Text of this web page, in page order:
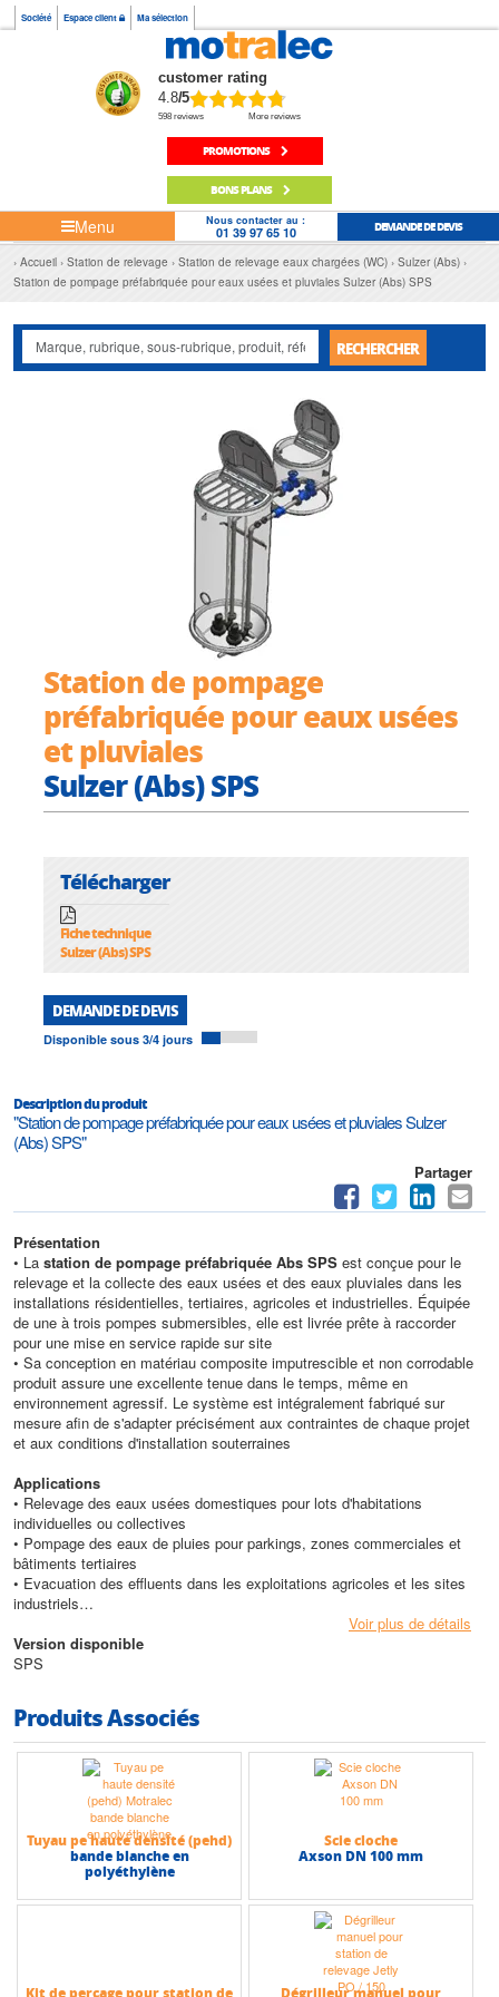
Société Espace client Ma sélection
customer rating
4.8/5
598 reviews More reviews
PROMOTIONS
BONS PLANS
Menu Nous contacter au :
01 39 97 65 10 DEMANDE DE DEVIS
Accueil Station de relevage Station de relevage eaux chargées (WC)
Sulzer (Abs)
Station de pompage préfabriquée pour eaux usées et pluviales Sulzer (Abs) SPS
RECHERCHER
Station de pompage
préfabriquée pour eaux usées
et pluviales
Sulzer (Abs) SPS
Télécharger
Fiche technique
Sulzer (Abs) SPS
DEMANDE DE DEVIS
Disponible sous 3/4 jours
Description du produit
"Station de pompage préfabriquée pour eaux usées et pluviales Sulzer
(Abs) SPS"
Partager
Présentation
• La station de pompage préfabriquée Abs SPS est conçue pour le
relevage et la collecte des eaux usées et des eaux pluviales dans les
installations résidentielles, tertiaires, agricoles et industrielles. Équipée
de une à trois pompes submersibles, elle est livrée prête à raccorder
pour une mise en service rapide sur site
• Sa conception en matériau composite imputrescible et non corrodable
produit assure une excellente tenue dans le temps, même en
environnement agressif. Le système est intégralement fabriqué sur
mesure afin de s'adapter précisément aux contraintes de chaque projet
et aux conditions d'installation souterraines
Applications
• Relevage des eaux usées domestiques pour lots d'habitations
individuelles ou collectives
• Pompage des eaux de pluies pour parkings, zones commerciales et
bâtiments tertiaires
• Evacuation des effluents dans les exploitations agricoles et les sites
industriels
• Station de refoulement ou de relevage pour réseaux d'assainissement
gravitaires
• Installation en zones inondables, espaces verts ou sous chaussée
Avantages
• Solution entièrement préfabriquée livrée prête à raccorder pour réduire
le temps de chantier
• Structure en résine polyester armé fibre de verre imputrescible et non
corrodable pour une longue durée de vie
• Station modulable et personnalisable permettant une adaptation précise
à chaque cahier des charges
• Installation et maintenance facilitées grâce au système d'accouplement
auto-étanche des pompes submersibles
• Large gamme de diamètres et de hauteurs de cuves pour optimiser le
• Cuve cylindrique en résine polyester armé fibre de verre avec
Voir plus de détails
Version disponible
SPS
Produits Associés
Tuyau pe haute densité (pehd)
bande blanche en
polyéthylène
Scie cloche
Axson DN 100 mm
Kit de perçage pour station de
Dégrilleur manuel pour